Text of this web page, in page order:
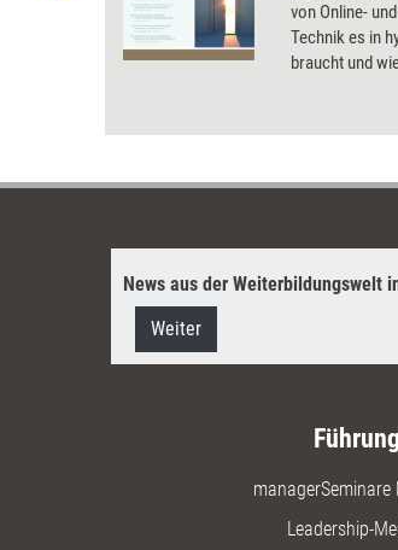
von Online-
Technik es in
braucht und
beantwortet
News aus der Weiterbildungswelt
Weiter
Führung
managerSeminare
Leadership-